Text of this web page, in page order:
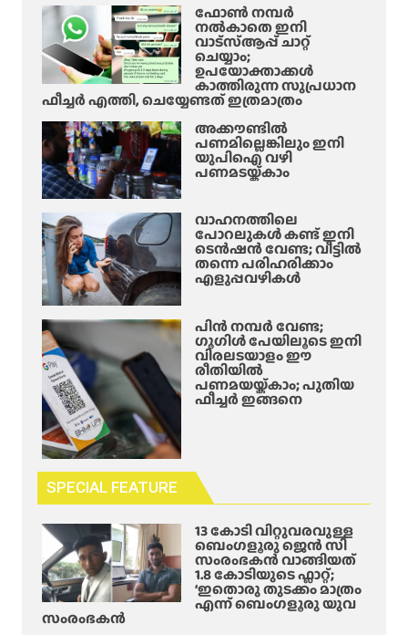
ഫോൺ നമ്പർ
നൽകാതെ ഇനി
വാട്‌സ്ആപ്പ് ചാറ്റ്
ചെയ്യാം;
ഉപയോക്താക്കൾ
കാത്തിരുന്ന സുപ്രധാന
ഫീച്ചർ എത്തി, ചെയ്യേണ്ടത് ഇത്രമാത്രം
അക്കൗണ്ടിൽ
പണമില്ലെങ്കിലും ഇനി
യുപിഐ വഴി
പണമടയ്ക്കാം
വാഹനത്തിലെ
പോറലുകൾ കണ്ട് ഇനി
ടെൻഷൻ വേണ്ട; വീട്ടിൽ
തന്നെ പരിഹരിക്കാം
എളുപ്പവഴികൾ
പിൻ നമ്പർ വേണ്ട;
ഗൂഗിൾ പേയിലൂടെ ഇനി
വിരലടയാളം ഈ
രീതിയിൽ
പണമയയ്ക്കാം; പുതിയ
ഫീച്ചർ ഇങ്ങനെ
SPECIAL FEATURE
13 കോടി വിറ്റുവരവുള്ള
ബെംഗളൂരു ജെൻ സി
സംരംഭകൻ വാങ്ങിയത്
1.8 കോടിയുടെ ഫ്ലാറ്റ്;
‘ഇതൊരു തുടക്കം മാത്രം
എന്ന് ബെംഗളൂരു യുവ
സംരംഭകൻ